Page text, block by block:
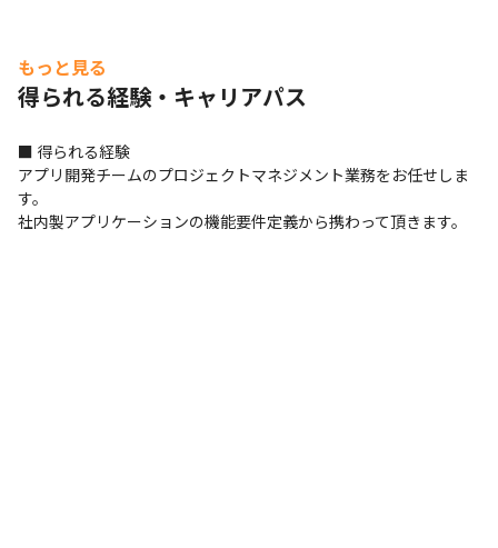
もっと見る
得られる経験・キャリアパス
■ 得られる経験
アプリ開発チームのプロジェクトマネジメント業務をお任せしま
す。
社内製アプリケーションの機能要件定義から携わって頂きます。